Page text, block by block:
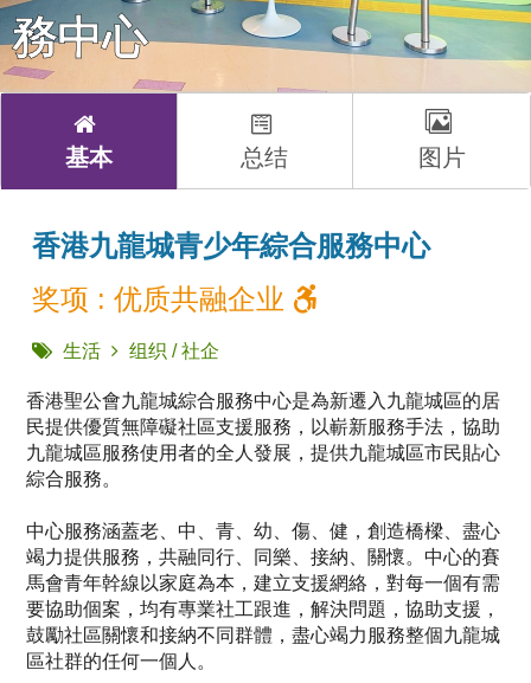
務中心
基本 总结 图片
香港九龍城青少年綜合服務中心
奖项 : 优质共融企业
生活 组织 / 社企
香港聖公會九龍城綜合服務中心是為新遷入九龍城區的居
民提供優質無障礙社區支援服務，以嶄新服務手法，協助
九龍城區服務使用者的全人發展，提供九龍城區市民貼心
綜合服務。
中心服務涵蓋老、中、青、幼、傷、健，創造橋樑、盡心
竭力提供服務，共融同行、同樂、接納、關懷。中心的賽
馬會青年幹線以家庭為本，建立支援網絡，對每一個有需
要協助個案，均有專業社工跟進，解決問題，協助支援，
鼓勵社區關懷和接納不同群體，盡心竭力服務整個九龍城
區社群的任何一個人。